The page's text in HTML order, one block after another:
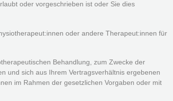
oder vorgeschrieben ist oder Sie dies
oder andere Therapeut:innen für
Behandlung, zum Zwecke der
und sich aus Ihrem Vertragsverhältnis ergebenen
im Rahmen der gesetzlichen Vorgaben oder mit